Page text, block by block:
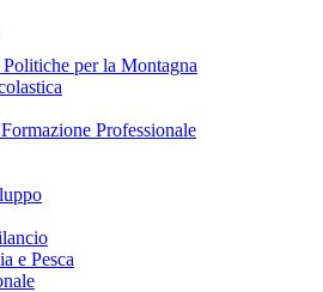
per la Montagna
Professionale
e Pesca